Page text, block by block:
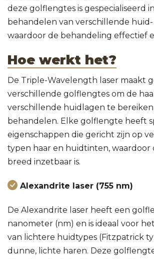
deze golflengtes is gespecialiseerd
behandelen van verschillende huid-
waardoor de behandeling effectief
Hoe werkt het?
De Triple-Wavelength laser maakt
verschillende golflengtes om de
verschillende huidlagen te
behandelen. Elke golflengte heeft
eigenschappen die gericht zijn op
typen haar en huidtinten, waardoor
breed inzetbaar is.
Alexandrite laser (755 nm)
De Alexandrite laser heeft een
nanometer (nm) en is ideaal voor
van lichtere huidtypes (Fitzpatrick
dunne, lichte haren. Deze